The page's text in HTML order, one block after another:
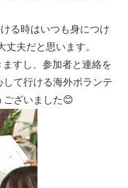
る時はいつも身につけ
夫だと思います。
すし、参加者と連絡を
て行ける海外ボランテ
ございました😊